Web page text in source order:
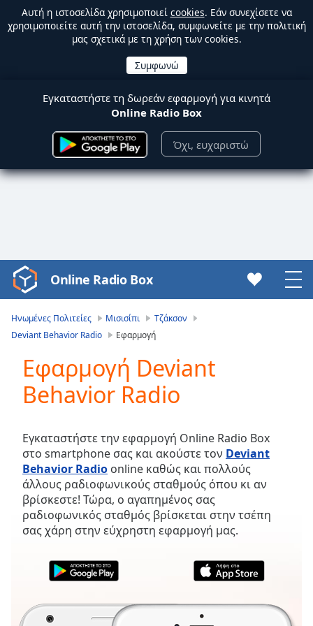
Αυτή η ιστοσελίδα χρησιμοποιεί cookies. Εάν συνεχίσετε να
χρησιμοποιείτε αυτή την ιστοσελίδα, συμφωνείτε με την πολιτική
μας σχετικά με τη χρήση των cookies.
Εγκαταστήστε τη δωρεάν εφαρμογή για κινητά
Online Radio Box
Όχι, ευχαριστώ
Video
Player
loading.
Video
Skip
Backward
Mute
Current
Time0:00
Duration-:-
Loaded:
0.00%
LIVE
currently
behind
Online Radio Box
Ηνωμένες Πολιτείες Μισισίπι
Τζάκσον
Deviant Behavior Radio
Εφαρμογή
Εφαρμογή Deviant
Behavior Radio
Εγκαταστήστε την εφαρμογή Online Radio Box
στο smartphone σας και ακούστε τον Deviant
Behavior Radio online καθώς και πολλούς
άλλους ραδιοφωνικούς σταθμούς όπου κι αν
βρίσκεστε! Τώρα, ο αγαπημένος σας
ραδιοφωνικός σταθμός βρίσκεται στην τσέπη
σας χάρη στην εύχρηστη εφαρμογή μας.